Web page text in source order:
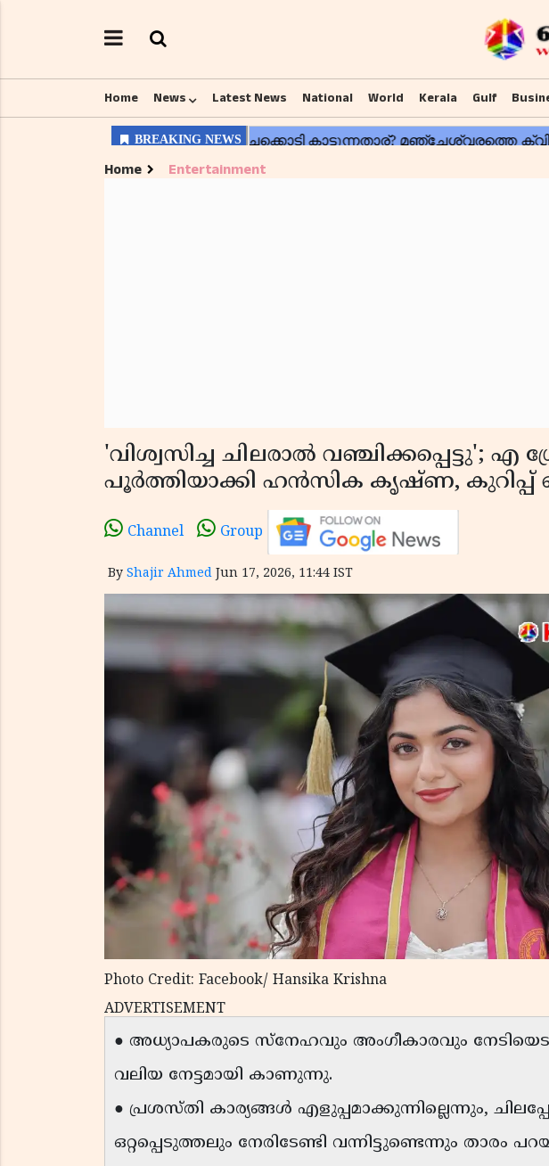
Home News Latest News National World Kerala Gulf
Home Entertainment
'വിശ്വസിച്ച ചിലരാൽ വഞ്ചിക്കപ്പെട്ടു'; എ
പൂർത്തിയാക്കി ഹൻസിക കൃഷ്ണ,
Channel Group
By Shajir Ahmed Jun 17, 2026, 11:44 IST
Photo Credit: Facebook/ Hansika Krishna
ADVERTISEMENT
● അധ്യാപകരുടെ സ്നേഹവും അംഗീകാരവും
വലിയ നേട്ടമായി കാണുന്നു.
● പ്രശസ്തി കാര്യങ്ങൾ എളുപ്പമാക്കുന്നില്ലെന്നും,
ഒറ്റപ്പെടുത്തലും നേരിടേണ്ടി വന്നിട്ടുണ്ടെന്നും താരം